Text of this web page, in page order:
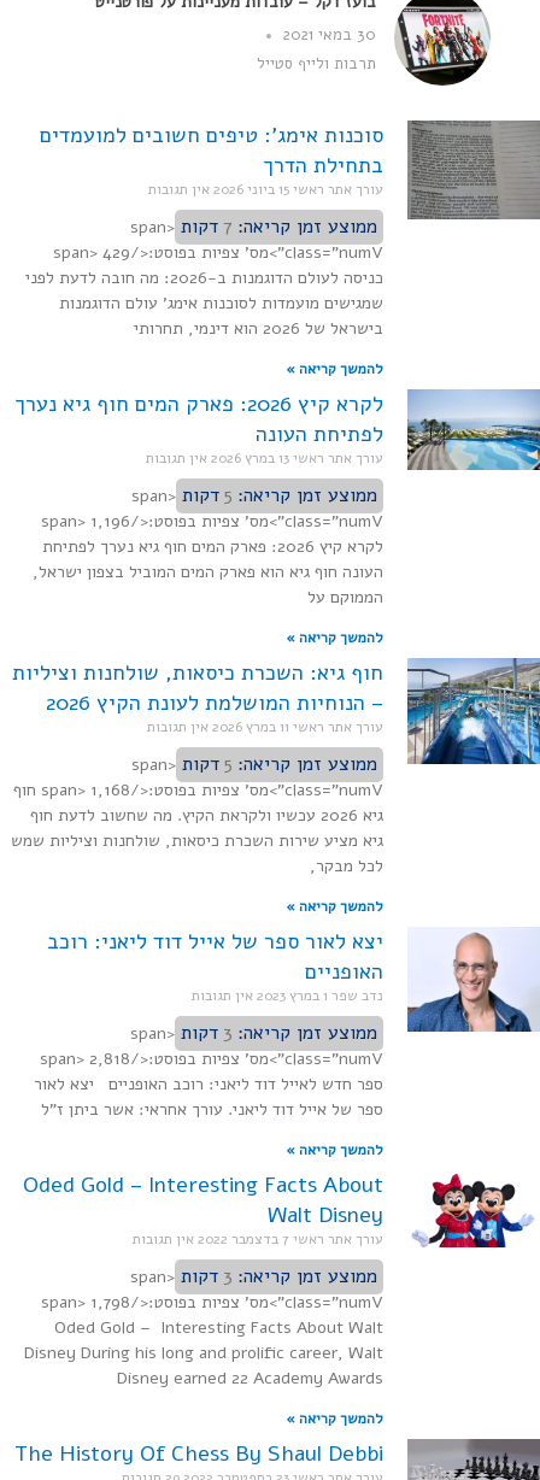
30 במאי 2021
תרבות ולייף סטייל
סוכנות אימג': טיפים חשובים למועמדים
בתחילת הדרך
עורך אתר ראשי15 ביוני 2026 אין תגובות
ממוצע זמן קריאה:7 דקות
<span
class="numV">מס' צפיות בפוסט:</span> 429
כניסה לעולם הדוגמנות ב-2026: מה חובה לדעת לפני
שמגישים מועמדות לסוכנות אימג' עולם הדוגמנות
בישראל של 2026 הוא דינמי, תחרותי
להמשך קריאה »
לקרא קיץ 2026: פארק המים חוף גיא נערך
לפתיחת העונה
עורך אתר ראשי13 במרץ 2026 אין תגובות
ממוצע זמן קריאה:5 דקות
<span
class="numV">מס' צפיות בפוסט:</span> 1,196
לקרא קיץ 2026: פארק המים חוף גיא נערך לפתיחת
העונה חוף גיא הוא פארק המים המוביל בצפון ישראל,
הממוקם על
להמשך קריאה »
חוף גיא: השכרת כיסאות, שולחנות וציליות
– הנוחיות המושלמת לעונת הקיץ 2026
עורך אתר ראשי11 במרץ 2026 אין תגובות
ממוצע זמן קריאה:5 דקות
<span
class="numV">מס' צפיות בפוסט:</span> 1,168 חוף
גיא 2026 עכשיו ולקראת הקיץ. מה שחשוב לדעת חוף
גיא מציע שירות השכרת כיסאות, שולחנות וציליות שמש
לכל מבקר,
להמשך קריאה »
יצא לאור ספר של אייל דוד ליאני: רוכב
האופניים
נדב שפר1 במרץ 2023 אין תגובות
ממוצע זמן קריאה:3 דקות
<span
class="numV">מס' צפיות בפוסט:</span> 2,818
ספר חדש לאייל דוד ליאני: רוכב האופניים יצא לאור
ספר של אייל דוד ליאני. עורך אחראי: אשר ביתן ז"ל
להמשך קריאה »
Oded Gold – Interesting Facts About
Walt Disney
עורך אתר ראשי7 בדצמבר 2022 אין תגובות
ממוצע זמן קריאה:3 דקות
<span
class="numV">מס' צפיות בפוסט:</span> 1,798
Oded Gold – Interesting Facts About Walt
Disney During his long and prolific career, Walt
Disney earned 22 Academy Awards
להמשך קריאה »
The History Of Chess By Shaul Debbi